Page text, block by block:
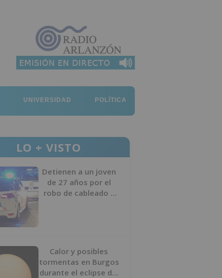
UNIVERSIDAD POLÍTICA
LO + VISTO
Detienen a un joven
de 27 años por el
robo de cableado y
Calor y posibles
tormentas en Burgos
durante el eclipse del